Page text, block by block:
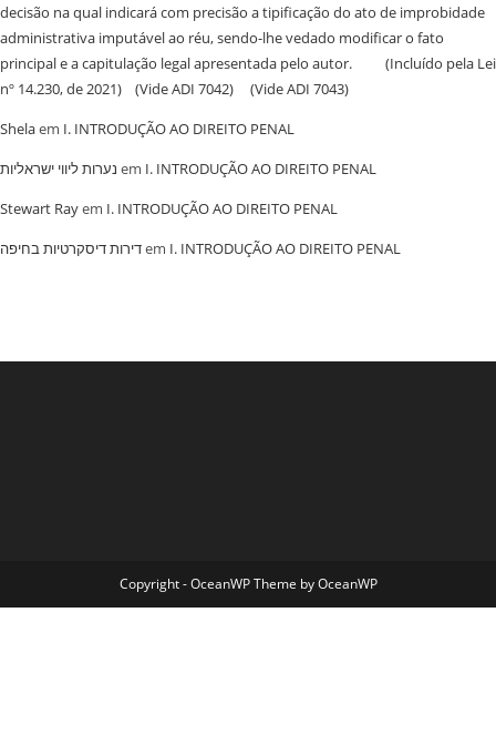
decisão na qual indicará com precisão a tipificação do ato de improbidade
administrativa imputável ao réu, sendo-lhe vedado modificar o fato
principal e a capitulação legal apresentada pelo autor. (Incluído pela Lei
nº 14.230, de 2021) (Vide ADI 7042) (Vide ADI 7043)
Shelaem I. INTRODUÇÃO AO DIREITO PENAL
נערות ליווי ישראליות em I. INTRODUÇÃO AO DIREITO PENAL
Stewart Rayem I. INTRODUÇÃO AO DIREITO PENAL
‏דירות דיסקרטיות בחיפהem I. INTRODUÇÃO AO DIREITO PENAL
Copyright - OceanWP Theme by OceanWP